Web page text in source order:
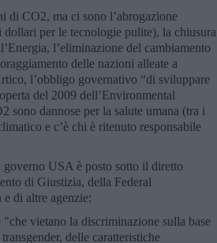
di CO2, ma ci sono l’abrogazione
per le tecnologie pulite), la chiusura
l’eliminazione del cambiamento
delle nazioni alleate a
l’obbligo governativo “di sviluppare
del 2009 dell’Environmental
sono dannose per la salute umana (tra i
e c’è chi è ritenuto responsabile
governo USA è posto sotto il diretto
di Giustizia, della Federal
di altre agenzie;
vietano la discriminazione sulla base
delle caratteristiche